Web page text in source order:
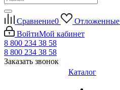
Сравнение0 Отложенные
ВойтиМой кабинет
8 800 234 38 58
8 800 234 38 58
Заказать звонок
Каталог